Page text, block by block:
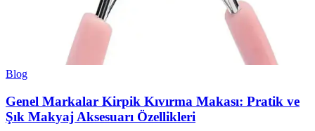
Blog
Genel Markalar Kirpik Kıvırma Makası: Pratik ve
Şık Makyaj Aksesuarı Özellikleri